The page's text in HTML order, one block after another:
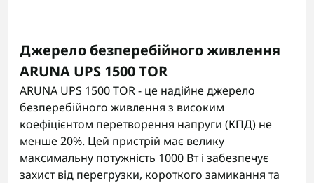
Джерело безперебійного живлення
ARUNA UPS 1500 TOR
ARUNA UPS 1500 TOR - це надійне джерело
безперебійного живлення з високим
коефіцієнтом перетворення напруги (КПД) не
менше 20%. Цей пристрій має велику
максимальну потужність 1000 Вт і забезпечує
захист від перегрузки, короткого замикання та